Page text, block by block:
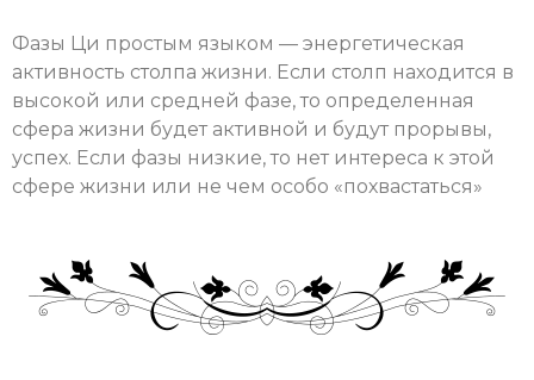
Фазы Ци простым языком — энергетическая
активность столпа жизни. Если столп находится в
высокой или средней фазе, то определенная
сфера жизни будет активной и будут прорывы,
успех. Если фазы низкие, то нет интереса к этой
сфере жизни или не чем особо «похвастаться»